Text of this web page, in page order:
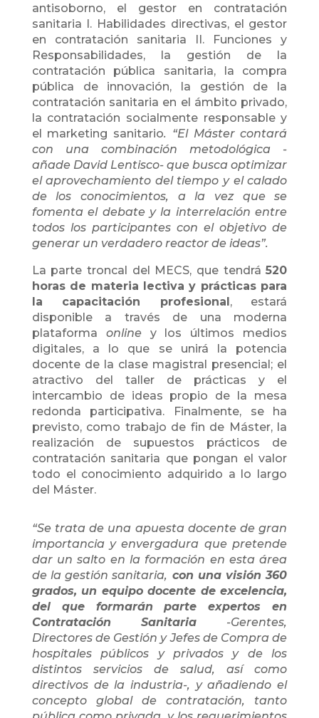
antisoborno, el gestor en contratación
sanitaria I. Habilidades directivas, el gestor
en contratación sanitaria II. Funciones y
Responsabilidades, la gestión de la
contratación pública sanitaria, la compra
pública de innovación, la gestión de la
contratación sanitaria en el ámbito privado,
la contratación socialmente responsable y
el marketing sanitario. “El Máster contará
con una combinación metodológica -
añade David Lentisco-que busca optimizar
el aprovechamiento del tiempo y el calado
de los conocimientos, a la vez que se
fomenta el debate y la interrelación entre
todos los participantes con el objetivo de
generar un verdadero reactor de ideas”.
La parte troncal del MECS, que tendrá520
horas de materia lectiva y prácticas para
la capacitación profesional, estará
disponible a través de una moderna
plataforma onliney los últimos medios
digitales, a lo que se unirá la potencia
docente de la clase magistral presencial; el
atractivo del taller de prácticas y el
intercambio de ideas propio de la mesa
redonda participativa. Finalmente, se ha
previsto, como trabajo de fin de Máster, la
realización de supuestos prácticos de
contratación sanitaria que pongan el valor
todo el conocimiento adquirido a lo largo
del Máster.
“Se trata de una apuesta docente de gran
importancia y envergadura que pretende
dar un salto en la formación en esta área
de la gestión sanitaria, con una visión 360
grados, un equipo docente de excelencia,
del que formarán parte expertos en
Contratación Sanitaria -Gerentes,
Directores de Gestión y Jefes de Compra de
hospitales públicos y privados y de los
distintos servicios de salud, así como
directivos de la industria-, y añadiendo el
concepto global de contratación, tanto
Copia de Lentisco_IVD_2022Des